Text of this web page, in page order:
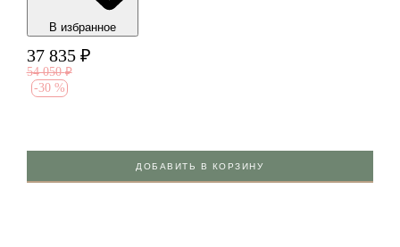
В избранноe
37 835 ₽
54 050 ₽
-30 %
ДОБАВИТЬ В КОРЗИНУ